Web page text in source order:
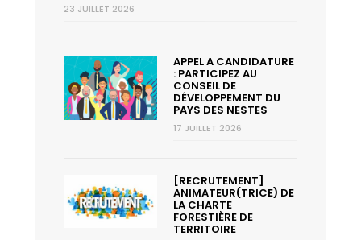
23 JUILLET 2026
APPEL A CANDIDATURE
: PARTICIPEZ AU
CONSEIL DE
DÉVELOPPEMENT DU
PAYS DES NESTES
17 JUILLET 2026
[RECRUTEMENT]
ANIMATEUR(TRICE) DE
LA CHARTE
FORESTIÈRE DE
TERRITOIRE